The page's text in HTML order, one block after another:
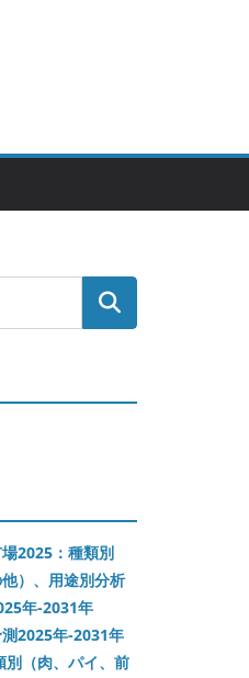
2025：種類別
）、用途別分析
年-2031年
2025年-2031年
別（肉、パイ、前